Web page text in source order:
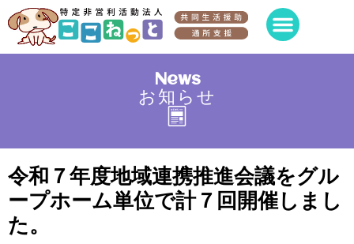
News
お知らせ
令和７年度地域連携推進会議をグル
ープホーム単位で計７回開催しまし
た。